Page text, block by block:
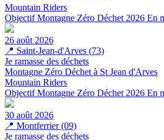
Mountain Riders
Objectif Montagne Zéro Déchet 2026 En
26 août 2026
📍 Saint-Jean-d'Arves (73)
Je ramasse des déchets
Montagne Zéro Déchet à St Jean d'Arves
Mountain Riders
Objectif Montagne Zéro Déchet 2026 En
30 août 2026
📍 Montferrier (09)
Je ramasse des déchets